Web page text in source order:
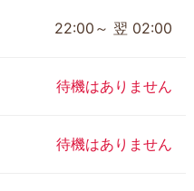
22:00～ 翌 02:00
待機はありません
待機はありません